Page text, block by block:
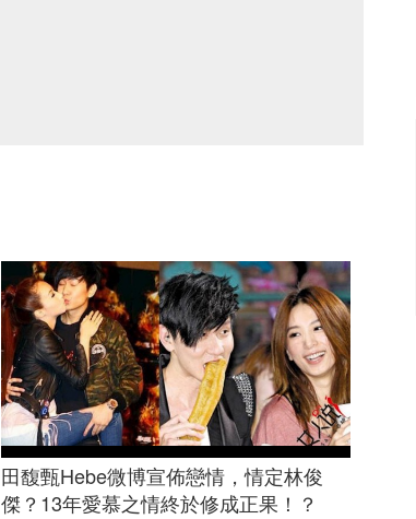
田馥甄Hebe微博宣佈戀情，情定林俊
傑？13年愛慕之情終於修成正果！？